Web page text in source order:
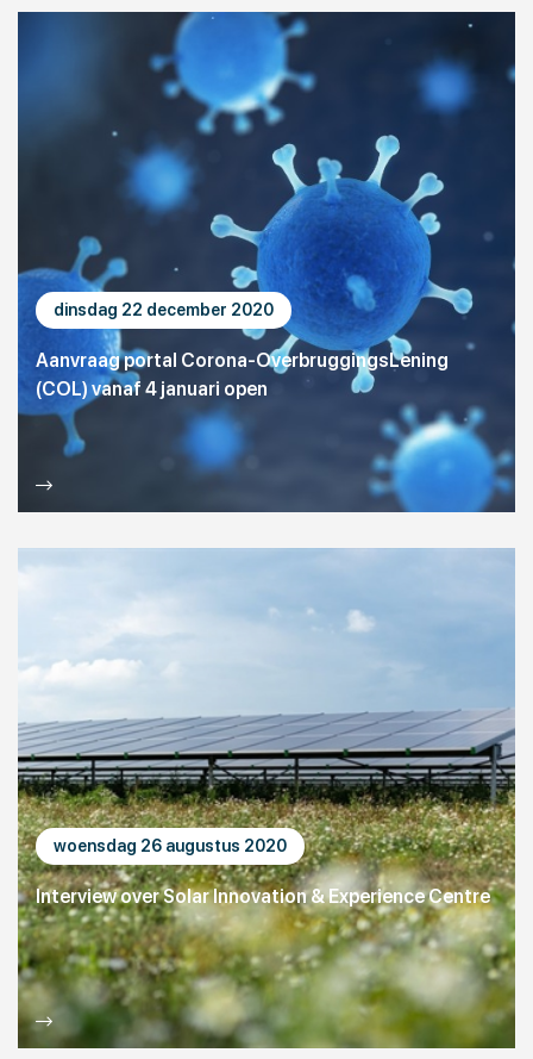
dinsdag 22 december 2020
Aanvraag portal Corona-OverbruggingsLening
(COL) vanaf 4 januari open
woensdag 26 augustus 2020
Interview over Solar Innovation & Experience Centre